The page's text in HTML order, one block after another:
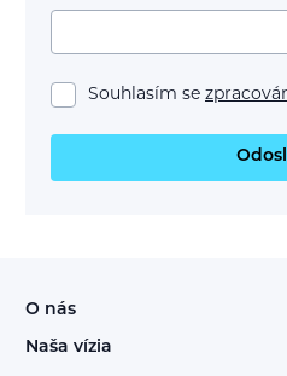
Souhlasím se
O nás
Naša vízia